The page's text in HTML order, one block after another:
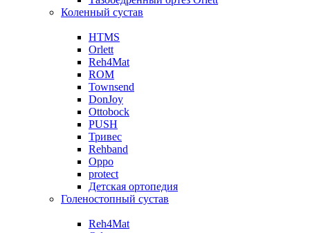
Коленный сустав
HTMS
Orlett
Reh4Mat
ROM
Townsend
DonJoy
Ottobock
PUSH
Тривес
Rehband
Oppo
protect
Детская ортопедия
Голеностопный сустав
Reh4Mat